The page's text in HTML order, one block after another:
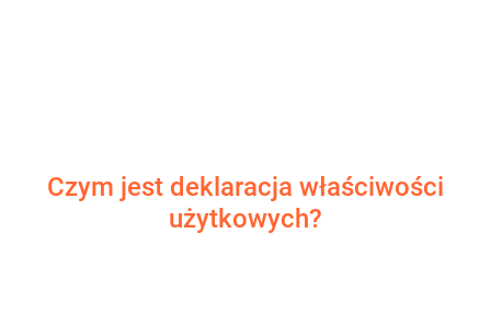
Czym jest deklaracja właściwości
użytkowych?